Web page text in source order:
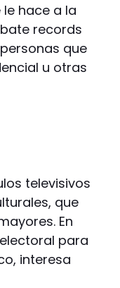
hace a la
records
que
u otras
televisivos
que
En
para
interesa